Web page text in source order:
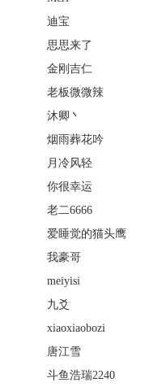
迪宝
思思来了
金刚吉仁
老板微微辣
沐卿丶
烟雨葬花吟
月冷风轻
你很幸运
老二6666
爱睡觉的猫头鹰
我豪哥
meiyisi
九爻
xiaoxiaobozi
唐江雪
斗鱼浩瑞2240